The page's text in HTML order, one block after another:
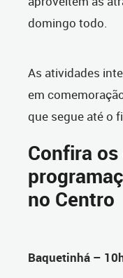
domingo todo.
As atividades
em
que segue até o
Confira
no Centro
Baquetinhá –